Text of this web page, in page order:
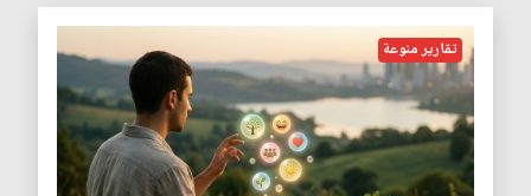
تقارير منوعة